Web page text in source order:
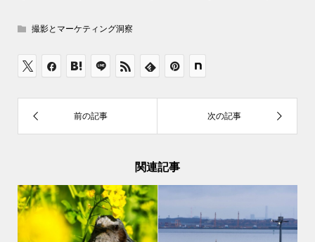
撮影とマーケティング洞察
関連記事